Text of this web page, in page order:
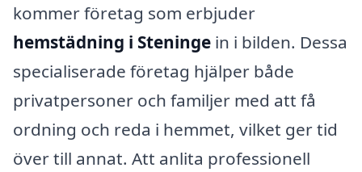
kommer företag som erbjuder
hemstädning i Steninge in i bilden. Dessa
specialiserade företag hjälper både
privatpersoner och familjer med att få
ordning och reda i hemmet, vilket ger tid
över till annat. Att anlita professionell